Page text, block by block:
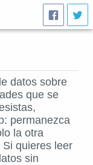
datos sobre
que se
permanezca
la otra
Si quieres leer
sin